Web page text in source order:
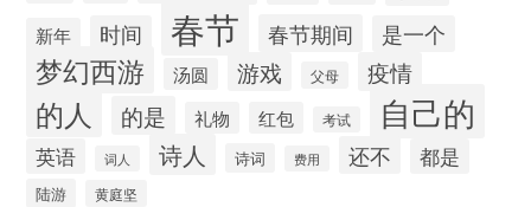
新年 时间 春节 春节期间 是一个
梦幻西游 汤圆 游戏 父母 疫情
的人 的是 礼物 红包 考试 自己的
英语 词人 诗人 诗词 费用 还不 都是
陆游 黄庭坚